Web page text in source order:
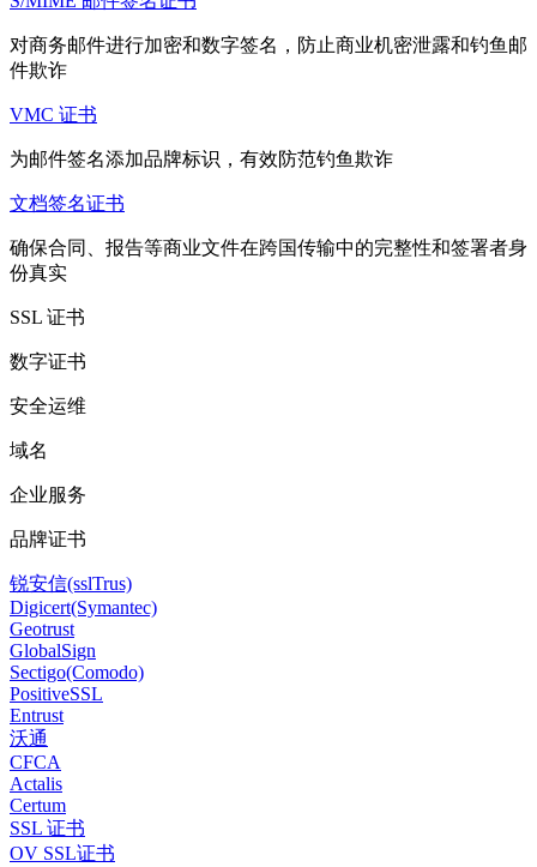
对商务邮件进行加密和数字签名，防止商业机密泄露和钓鱼邮
件欺诈
VMC 证书
为邮件签名添加品牌标识，有效防范钓鱼欺诈
文档签名证书
确保合同、报告等商业文件在跨国传输中的完整性和签署者身
份真实
SSL 证书
数字证书
安全运维
域名
企业服务
品牌证书
锐安信(sslTrus)
Digicert(Symantec)
Geotrust
GlobalSign
Sectigo(Comodo)
PositiveSSL
Entrust
沃通
CFCA
Actalis
Certum
SSL 证书
OV SSL证书